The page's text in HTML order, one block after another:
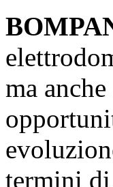
ma
termini di